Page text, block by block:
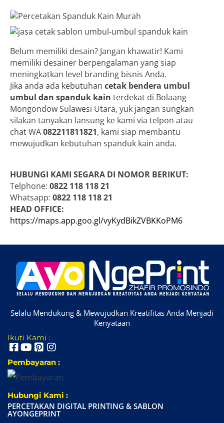
Belum memiliki desain? Jangan khawatir! Kami
memiliki desainer berpengalaman yang siap
meningkatkan level branding bisnis Anda.
Jika anda ada kebutuhan cetak bendera umbul
umbul dan spanduk kain terdekat di Bolaang
Mongondow Sulawesi Utara, yuk jangan sungkan
silakan tanyakan lansung ke kami via telpon atau
chat WA082211811821, kami siap membantu
mewujudkan kebutuhan spanduk kain anda.
HUBUNGI KAMI SEGARA DI NOMOR BERIKUT:
Telphone: 0822 118 118 21
Whatsapp: 0822 118 118 21
HEAD OFFICE:
https://maps.app.goo.gl/vyKydBikZVBKKoPM6
Selalu Mendukung & Mewujudkan Kreatifitas Anda Menjadi
Kenyataan
Ikuti Kami :
Pembayaran :
Hubungi Kami :
PERCETAKAN DIGITAL PRINTING & SABLON
AYONGEPRINT